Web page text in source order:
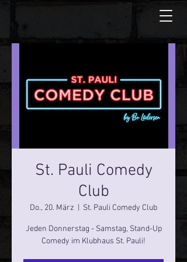
St. Pauli Comedy
Club
Do., 20. März St. Pauli Comedy Club
Jeden Donnerstag - Samstag, Stand-Up
Comedy im Klubhaus St. Pauli!